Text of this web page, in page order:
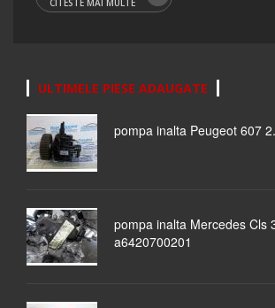
CITESTE MAI MULTE
ULTIMELE PIESE ADAUGATE
pompa inalta Peugeot 607
pompa inalta Mercedes Cls
a6420700201